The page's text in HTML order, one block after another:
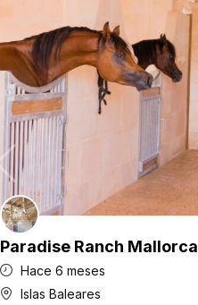
Paradise Ranch Mallorca
Hace 6 meses
Islas Baleares